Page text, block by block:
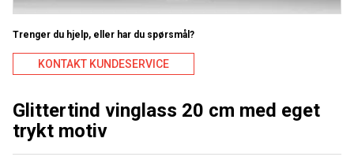
Trenger du hjelp, eller har du spørsmål?
KONTAKT KUNDESERVICE
Glittertind vinglass 20 cm med eget
trykt motiv